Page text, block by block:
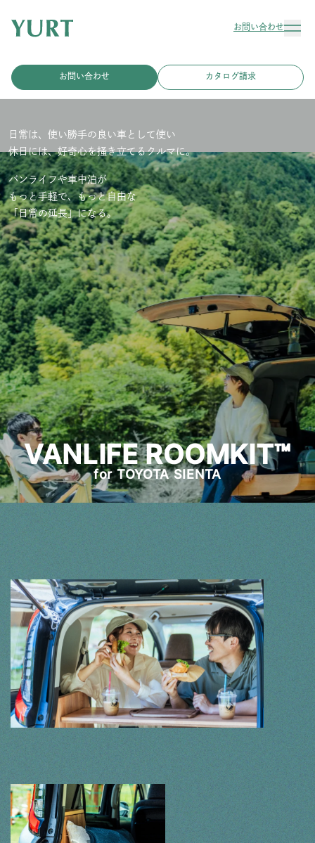
お問い合わせ
お問い合わせ カタログ請求
日常は、使い勝手の良い車として使い
休日には、好奇心を掻き立てるクルマに。
バンライフや車中泊が
もっと手軽で、もっと自由な
「日常の延長」になる。
VANLIFE ROOMKIT™
for TOYOTA SIENTA